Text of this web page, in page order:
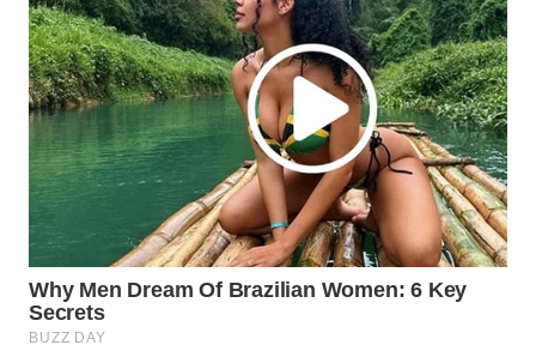
WN
GORONTALO
WN
SULUT
WN
WN
MALUT